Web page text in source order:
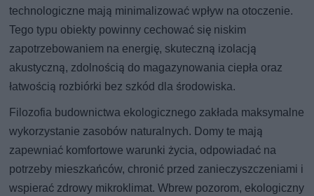
technologiczne mają minimalizować wpływ na otoczenie.
Tego typu obiekty powinny cechować się niskim
zapotrzebowaniem na energię, skuteczną izolacją
akustyczną, zdolnością do magazynowania ciepła oraz
łatwością rozbiórki bez szkód dla środowiska.
Filozofia budownictwa ekologicznego zakłada maksymalne
wykorzystanie zasobów naturalnych. Domy te mają
zapewniać komfortowe warunki życia, odpowiadać na
potrzeby mieszkańców, chronić przed zanieczyszczeniami i
wspierać zdrowy mikroklimat. Wbrew pozorom, ekologiczny